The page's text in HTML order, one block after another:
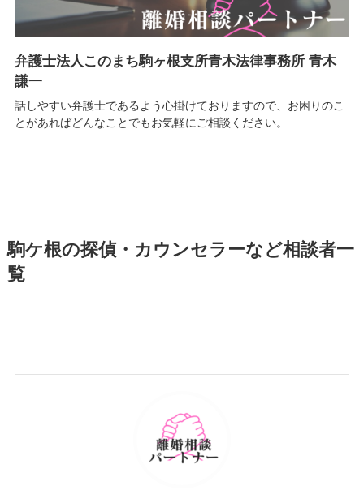
弁護士法人このまち駒ヶ根支所青木法律事務所 青木
謙一
話しやすい弁護士であるよう心掛けておりますので、お困りのこ
とがあればどんなことでもお気軽にご相談ください。
駒ケ根の探偵・カウンセラーなど相談者一
覧